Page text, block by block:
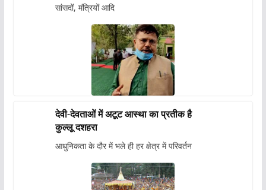
सांसदों, मंत्रियों आदि
देवी-देवताओं में अटूट आस्था का प्रतीक है
कुल्लू दशहरा
आधुनिकता के दौर में भले ही हर क्षेत्र में परिवर्तन